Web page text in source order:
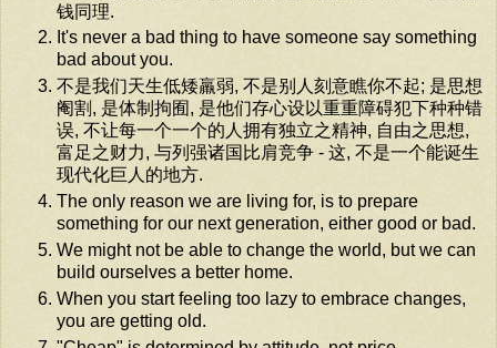
钱同理.
It's never a bad thing to have someone say something
bad about you.
不是我们天生低矮羸弱, 不是别人刻意瞧你不起; 是思想
阉割, 是体制拘囿, 是他们存心设以重重障碍犯下种种错
误, 不让每一个一个的人拥有独立之精神, 自由之思想,
富足之财力, 与列强诸国比肩竞争 - 这, 不是一个能诞生
现代化巨人的地方.
The only reason we are living for, is to prepare
something for our next generation, either good or bad.
We might not be able to change the world, but we can
build ourselves a better home.
When you start feeling too lazy to embrace changes,
you are getting old.